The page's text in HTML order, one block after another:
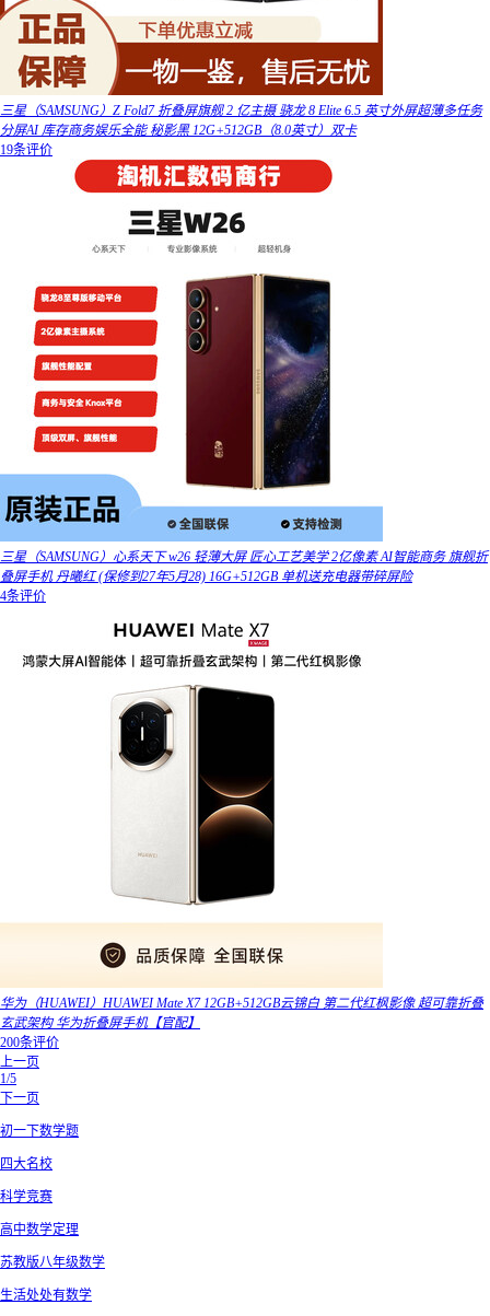
三星（SAMSUNG）Z Fold7 折叠屏旗舰 2 亿主摄 骁龙 8 Elite 6.5 英寸外屏超薄多任务
分屏AI 库存商务娱乐全能 秘影黑 12G+512GB（8.0英寸）双卡
19条评价
三星（SAMSUNG）心系天下 w26 轻薄大屏 匠心工艺美学 2亿像素 AI智能商务 旗舰折
叠屏手机 丹曦红 (保修到27年5月28) 16G+512GB 单机送充电器带碎屏险
4条评价
华为（HUAWEI）HUAWEI Mate X7 12GB+512GB云锦白 第二代红枫影像 超可靠折叠
玄武架构 华为折叠屏手机【官配】
200条评价
上一页
1/5
下一页
初一下数学题
四大名校
科学竞赛
高中数学定理
苏教版八年级数学
生活处处有数学